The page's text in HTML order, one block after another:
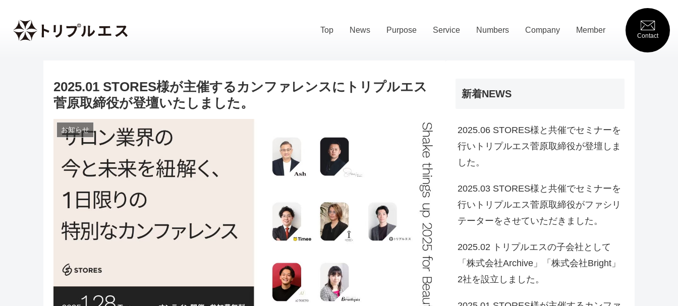
Top News Purpose Service Numbers Company Member
Contact
2025.01 STORES様が主催するカンファレンスにトリプルエス
菅原取締役が登壇いたしました。
お知らせ
新着NEWS
2025.06 STORES様と共催でセミナーを
行いトリプルエス菅原取締役が登壇しま
した。
2025.03 STORES様と共催でセミナーを
行いトリプルエス菅原取締役がファシリ
テーターをさせていただきました。
2025.02 トリプルエスの子会社として
「株式会社Archive」「株式会社Bright」
2社を設立しました。